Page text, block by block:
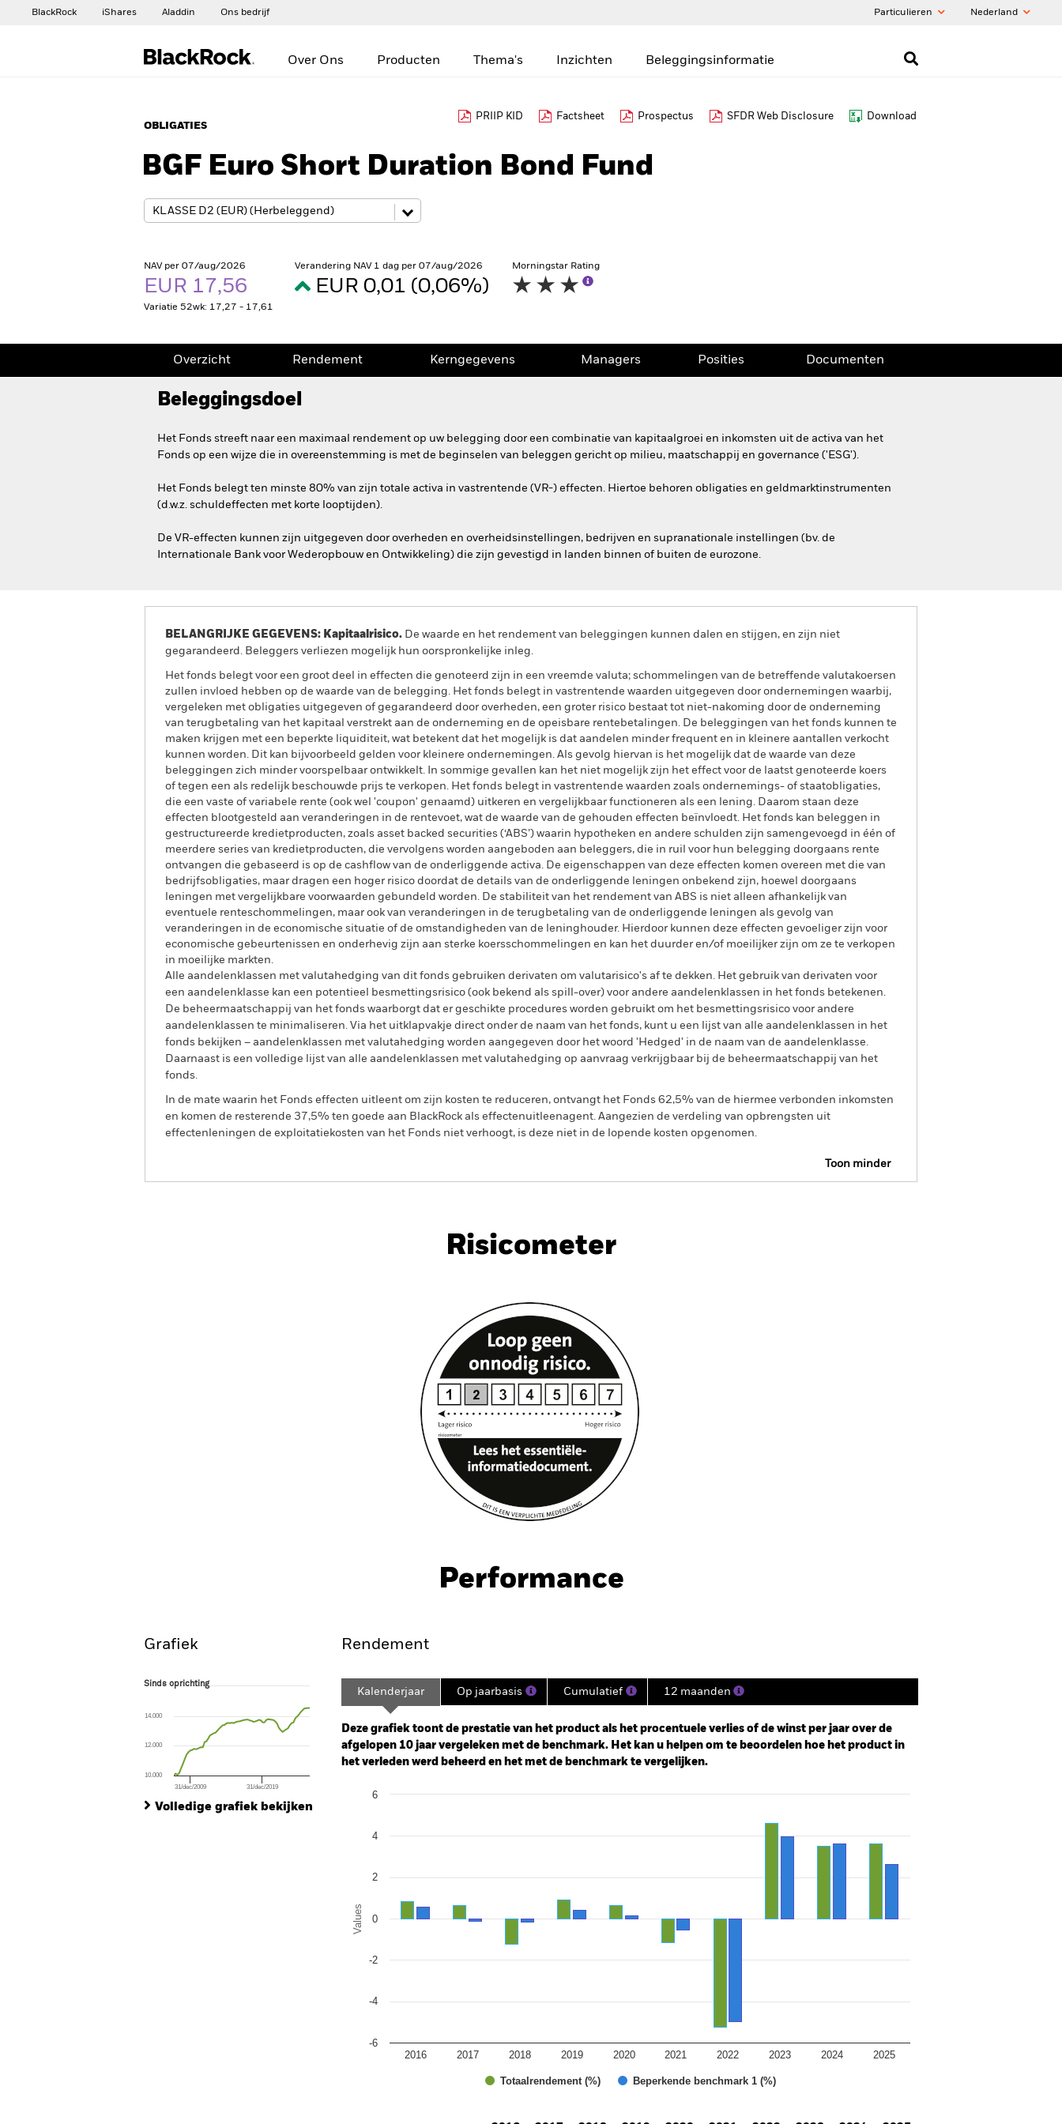
BlackRock iShares Aladdin Ons bedrijf Particulieren Nederland
Over Ons Producten Thema's Inzichten Beleggingsinformatie
OBLIGATIES
PRIIP KID Factsheet Prospectus SFDR Web Disclosure Download
BGF Euro Short Duration Bond Fund
NAV per 07/aug/2026
EUR 17,56
Variatie 52wk: 17,27 - 17,61
Verandering NAV 1 dag per 07/aug/2026
EUR 0,01 (0,06%)
Morningstar Rating
Overzicht Rendement Kerngegevens Managers Posities Documenten
Beleggingsdoel
Het Fonds streeft naar een maximaal rendement op uw belegging door een combinatie van kapitaalgroei en inkomsten uit de activa van het
Fonds op een wijze die in overeenstemming is met de beginselen van beleggen gericht op milieu, maatschappij en governance ('ESG').
Het Fonds belegt ten minste 80% van zijn totale activa in vastrentende (VR-) effecten. Hiertoe behoren obligaties en geldmarktinstrumenten
(d.w.z. schuldeffecten met korte looptijden).
De VR-effecten kunnen zijn uitgegeven door overheden en overheidsinstellingen, bedrijven en supranationale instellingen (bv. de
Internationale Bank voor Wederopbouw en Ontwikkeling) die zijn gevestigd in landen binnen of buiten de eurozone.
BELANGRIJKE GEGEVENS: Kapitaalrisico. De waarde en het rendement van beleggingen kunnen dalen en stijgen, en zijn niet
gegarandeerd. Beleggers verliezen mogelijk hun oorspronkelijke inleg.
Het fonds belegt voor een groot deel in effecten die genoteerd zijn in een vreemde valuta; schommelingen van de betreffende valutakoersen
zullen invloed hebben op de waarde van de belegging. Het fonds belegt in vastrentende waarden uitgegeven door ondernemingen waarbij,
vergeleken met obligaties uitgegeven of gegarandeerd door overheden, een groter risico bestaat tot niet-nakoming door de onderneming
van terugbetaling van het kapitaal verstrekt aan de onderneming en de opeisbare rentebetalingen. De beleggingen van het fonds kunnen te
maken krijgen met een beperkte liquiditeit, wat betekent dat het mogelijk is dat aandelen minder frequent en in kleinere aantallen verkocht
kunnen worden. Dit kan bijvoorbeeld gelden voor kleinere ondernemingen. Als gevolg hiervan is het mogelijk dat de waarde van deze
beleggingen zich minder voorspelbaar ontwikkelt. In sommige gevallen kan het niet mogelijk zijn het effect voor de laatst genoteerde koers
of tegen een als redelijk beschouwde prijs te verkopen. Het fonds belegt in vastrentende waarden zoals ondernemings- of staatobligaties,
die een vaste of variabele rente (ook wel 'coupon' genaamd) uitkeren en vergelijkbaar functioneren als een lening. Daarom staan deze
effecten blootgesteld aan veranderingen in de rentevoet, wat de waarde van de gehouden effecten beïnvloedt. Het fonds kan beleggen in
gestructureerde kredietproducten, zoals asset backed securities (‘ABS’) waarin hypotheken en andere schulden zijn samengevoegd in één of
meerdere series van kredietproducten, die vervolgens worden aangeboden aan beleggers, die in ruil voor hun belegging doorgaans rente
ontvangen die gebaseerd is op de cashflow van de onderliggende activa. De eigenschappen van deze effecten komen overeen met die van
bedrijfsobligaties, maar dragen een hoger risico doordat de details van de onderliggende leningen onbekend zijn, hoewel doorgaans
leningen met vergelijkbare voorwaarden gebundeld worden. De stabiliteit van het rendement van ABS is niet alleen afhankelijk van
eventuele renteschommelingen, maar ook van veranderingen in de terugbetaling van de onderliggende leningen als gevolg van
veranderingen in de economische situatie of de omstandigheden van de leninghouder. Hierdoor kunnen deze effecten gevoeliger zijn voor
economische gebeurtenissen en onderhevig zijn aan sterke koersschommelingen en kan het duurder en/of moeilijker zijn om ze te verkopen
in moeilijke markten.
Alle aandelenklassen met valutahedging van dit fonds gebruiken derivaten om valutarisico's af te dekken. Het gebruik van derivaten voor
een aandelenklasse kan een potentieel besmettingsrisico (ook bekend als spill-over) voor andere aandelenklassen in het fonds betekenen.
De beheermaatschappij van het fonds waarborgt dat er geschikte procedures worden gebruikt om het besmettingsrisico voor andere
aandelenklassen te minimaliseren. Via het uitklapvakje direct onder de naam van het fonds, kunt u een lijst van alle aandelenklassen in het
fonds bekijken – aandelenklassen met valutahedging worden aangegeven door het woord 'Hedged' in de naam van de aandelenklasse.
Daarnaast is een volledige lijst van alle aandelenklassen met valutahedging op aanvraag verkrijgbaar bij de beheermaatschappij van het
fonds.
In de mate waarin het Fonds effecten uitleent om zijn kosten te reduceren, ontvangt het Fonds 62,5% van de hiermee verbonden inkomsten
en komen de resterende 37,5% ten goede aan BlackRock als effectenuitleenagent. Aangezien de verdeling van opbrengsten uit
effectenleningen de exploitatiekosten van het Fonds niet verhoogt, is deze niet in de lopende kosten opgenomen.
Toon minder
Download
Risicometer
Performance
Grafiek
Sinds oprichting
The chart has 1 X axis displaying Time. Range: 2007-10-01 00:00:00 to 2026-07-31 00:00:00.
The chart has 1 Y axis displaying values. Range: 0 to 60.
Sinds oprichting
31/dec/2009 31/dec/2019
10.000
12.000
14.000
Volledige grafiek bekijken
Rendement
Kalenderjaar Op jaarbasis Cumulatief 12 maanden
Deze grafiek toont de prestatie van het product als het procentuele verlies of de winst per jaar over de
afgelopen 10 jaar vergeleken met de benchmark. Het kan u helpen om te beoordelen hoe het product in
het verleden werd beheerd en het met de benchmark te vergelijken.
Bar chart with 2 data series.
Values
Totaalrendement (%) Beperkende benchmark 1 (%)
2016 2017 2018 2019 2020 2021 2022 2023 2024 2025
-6
-4
-2
0
2
4
6